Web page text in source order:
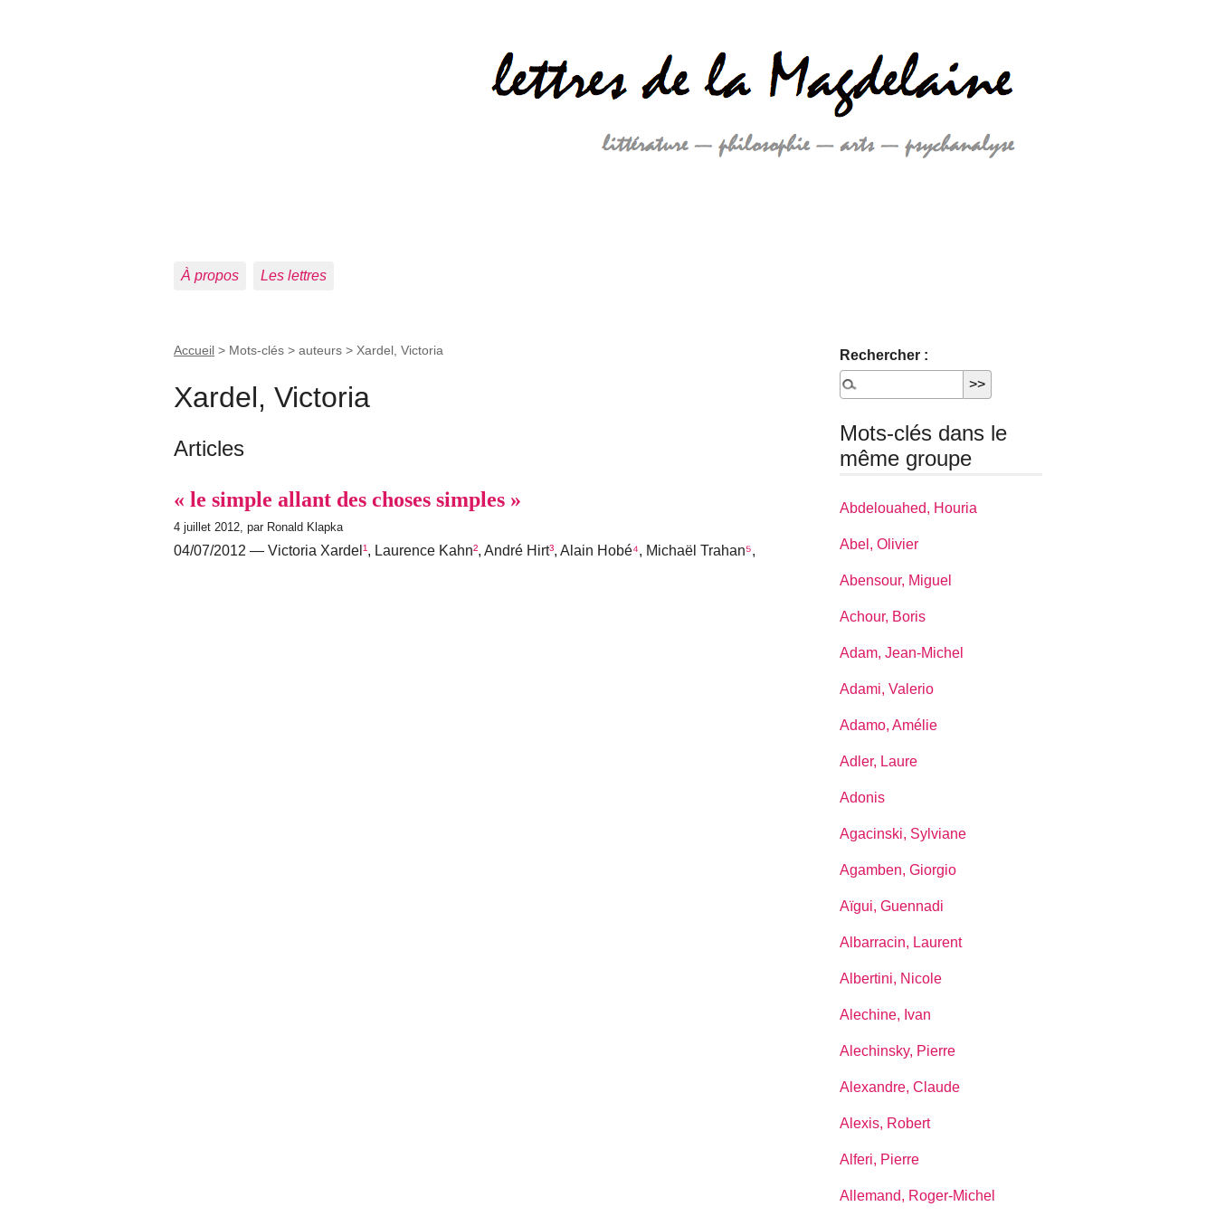
À propos Les lettres
Accueil > Mots-clés > auteurs > Xardel, Victoria
Xardel, Victoria
Articles
« le simple allant des choses simples »
4 juillet 2012, par Ronald Klapka
04/07/2012 — Victoria Xardel ¹, Laurence Kahn², André Hirt³, Alain Hobé⁴, Michaël Trahan⁵,
Rechercher :
Mots-clés dans le
même groupe
Abdelouahed, Houria
Abel, Olivier
Abensour, Miguel
Achour, Boris
Adam, Jean-Michel
Adami, Valerio
Adamo, Amélie
Adler, Laure
Adonis
Agacinski, Sylviane
Agamben, Giorgio
Aïgui, Guennadi
Albarracin, Laurent
Albertini, Nicole
Alechine, Ivan
Alechinsky, Pierre
Alexandre, Claude
Alexis, Robert
Alferi, Pierre
Allemand, Roger-Michel